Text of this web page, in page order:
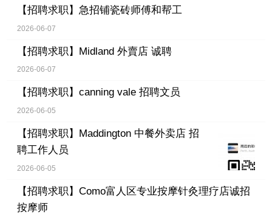
【招聘求职】 急招铺瓷砖师傅和帮工
2026-06-07
【招聘求职】 Midland 外賣店 诚聘
2026-06-07
【招聘求职】 canning vale 招聘文员
2026-06-05
【招聘求职】 Maddington 中餐外卖店 招
聘工作人员
2026-06-05
【招聘求职】 Como富人区专业按摩针灸理疗店诚招
按摩师